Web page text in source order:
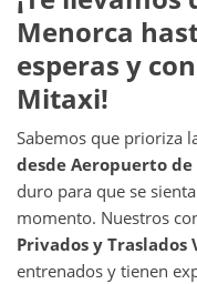
Menorca
esperas y
Mitaxi!
Sabemos que prioriza
desde Aeropuerto de
duro para que se
momento. Nuestros
Privados y Traslados
entrenados y tienen